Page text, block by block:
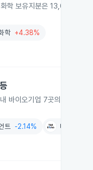
학 보유지분은
학 +4.38%
바이오기업 7곳의 주가가
트 -2.14% 티앤알바이